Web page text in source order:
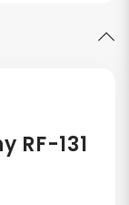
RF-131